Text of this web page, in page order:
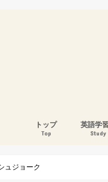
トップ
Top
英語学
Study
ュジョーク